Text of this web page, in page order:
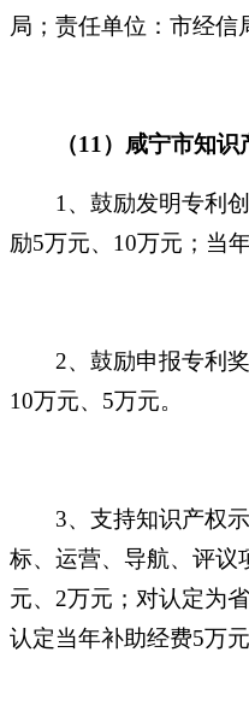
局；责任单位：市经
（11）咸宁市知识
1、鼓励发明专利
励5万元、10万元；当
2、鼓励申报专利
10万元、5万元。
3、支持知识产权
标、运营、导航、评议
元、2万元；对认定为
认定当年补助经费5万